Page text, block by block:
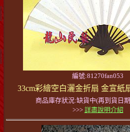
編號:81270fan053
33cm彩繪空白灑金折扇 金宣紙
商品庫存狀況:缺貨中(再到貨日
>>> 詳盡說明介紹